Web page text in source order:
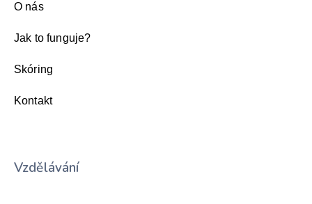
O nás
Jak to funguje?
Skóring
Kontakt
Vzdělávání